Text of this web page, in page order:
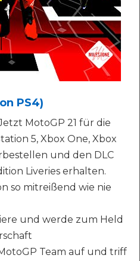
PS4)
MotoGP 21 für die
5, Xbox One, Xbox
und den DLC
Liveries erhalten.
so mitreißend wie nie
und werde zum Held
Team auf und triff